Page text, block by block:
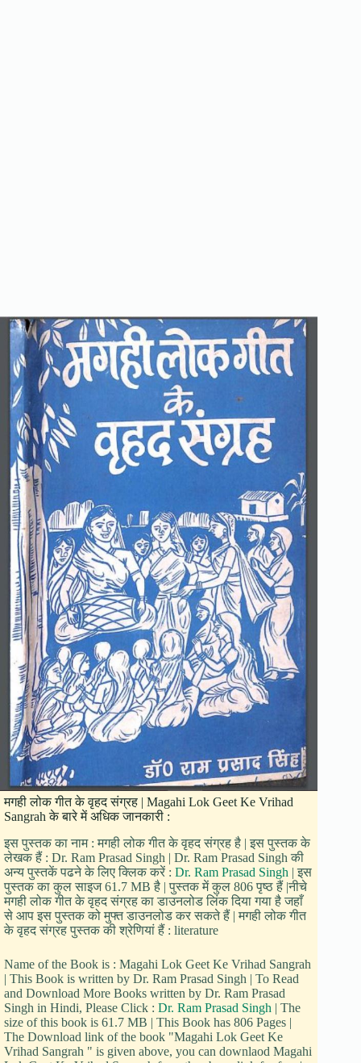
मगही लोक गीत के वृहद संग्रह | Magahi Lok Geet Ke Vrihad
Sangrah के बारे में अधिक जानकारी :
इस पुस्तक का नाम : मगही लोक गीत के वृहद संग्रह है | इस पुस्तक के
लेखक हैं : Dr. Ram Prasad Singh | Dr. Ram Prasad Singh की
अन्य पुस्तकें पढने के लिए क्लिक करें : Dr. Ram Prasad Singh | इस
पुस्तक का कुल साइज 61.7 MB है | पुस्तक में कुल 806 पृष्ठ हैं |नीचे
मगही लोक गीत के वृहद संग्रह का डाउनलोड लिंक दिया गया है जहाँ
से आप इस पुस्तक को मुफ्त डाउनलोड कर सकते हैं | मगही लोक गीत
के वृहद संग्रह पुस्तक की श्रेणियां हैं : literature
Name of the Book is : Magahi Lok Geet Ke Vrihad Sangrah
| This Book is written by Dr. Ram Prasad Singh | To Read
and Download More Books written by Dr. Ram Prasad
Singh in Hindi, Please Click : Dr. Ram Prasad Singh | The
size of this book is 61.7 MB | This Book has 806 Pages |
The Download link of the book "Magahi Lok Geet Ke
Vrihad Sangrah " is given above, you can downlaod Magahi